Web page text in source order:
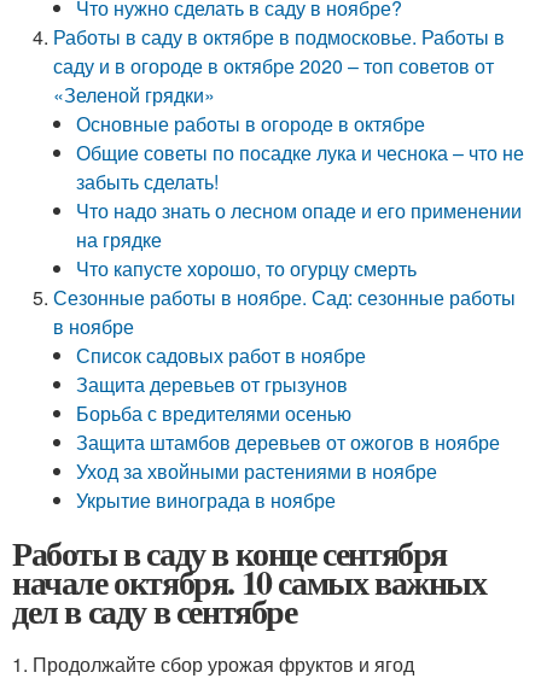
Что нужно сделать в саду в ноябре?
Работы в саду в октябре в подмосковье. Работы в
саду и в огороде в октябре 2020 – топ советов от
«Зеленой грядки»
Основные работы в огороде в октябре
Общие советы по посадке лука и чеснока – что не
забыть сделать!
Что надо знать о лесном опаде и его применении
на грядке
Что капусте хорошо, то огурцу смерть
Сезонные работы в ноябре. Сад: сезонные работы
в ноябре
Список садовых работ в ноябре
Защита деревьев от грызунов
Борьба с вредителями осенью
Защита штамбов деревьев от ожогов в ноябре
Уход за хвойными растениями в ноябре
Укрытие винограда в ноябре
Работы в саду в конце сентября
начале октября. 10 самых важных
дел в саду в сентябре
1. Продолжайте сбор урожая фруктов и ягод